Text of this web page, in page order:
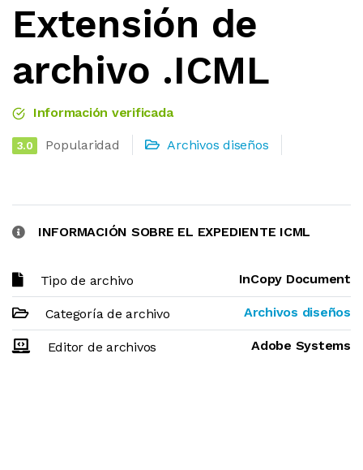
Extensión de
archivo .ICML
Información verificada
3.0 Popularidad Archivos diseños
INFORMACIÓN SOBRE EL EXPEDIENTE ICML
Tipo de archivo InCopy Document
Categoría de archivo Archivos diseños
Editor de archivos Adobe Systems